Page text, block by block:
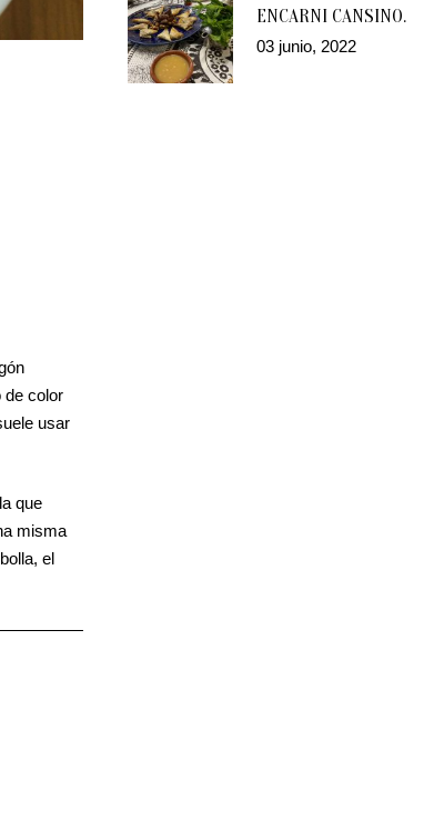
de color
usar
que
misma
el
ENCARNI CANSINO.
03 junio, 2022